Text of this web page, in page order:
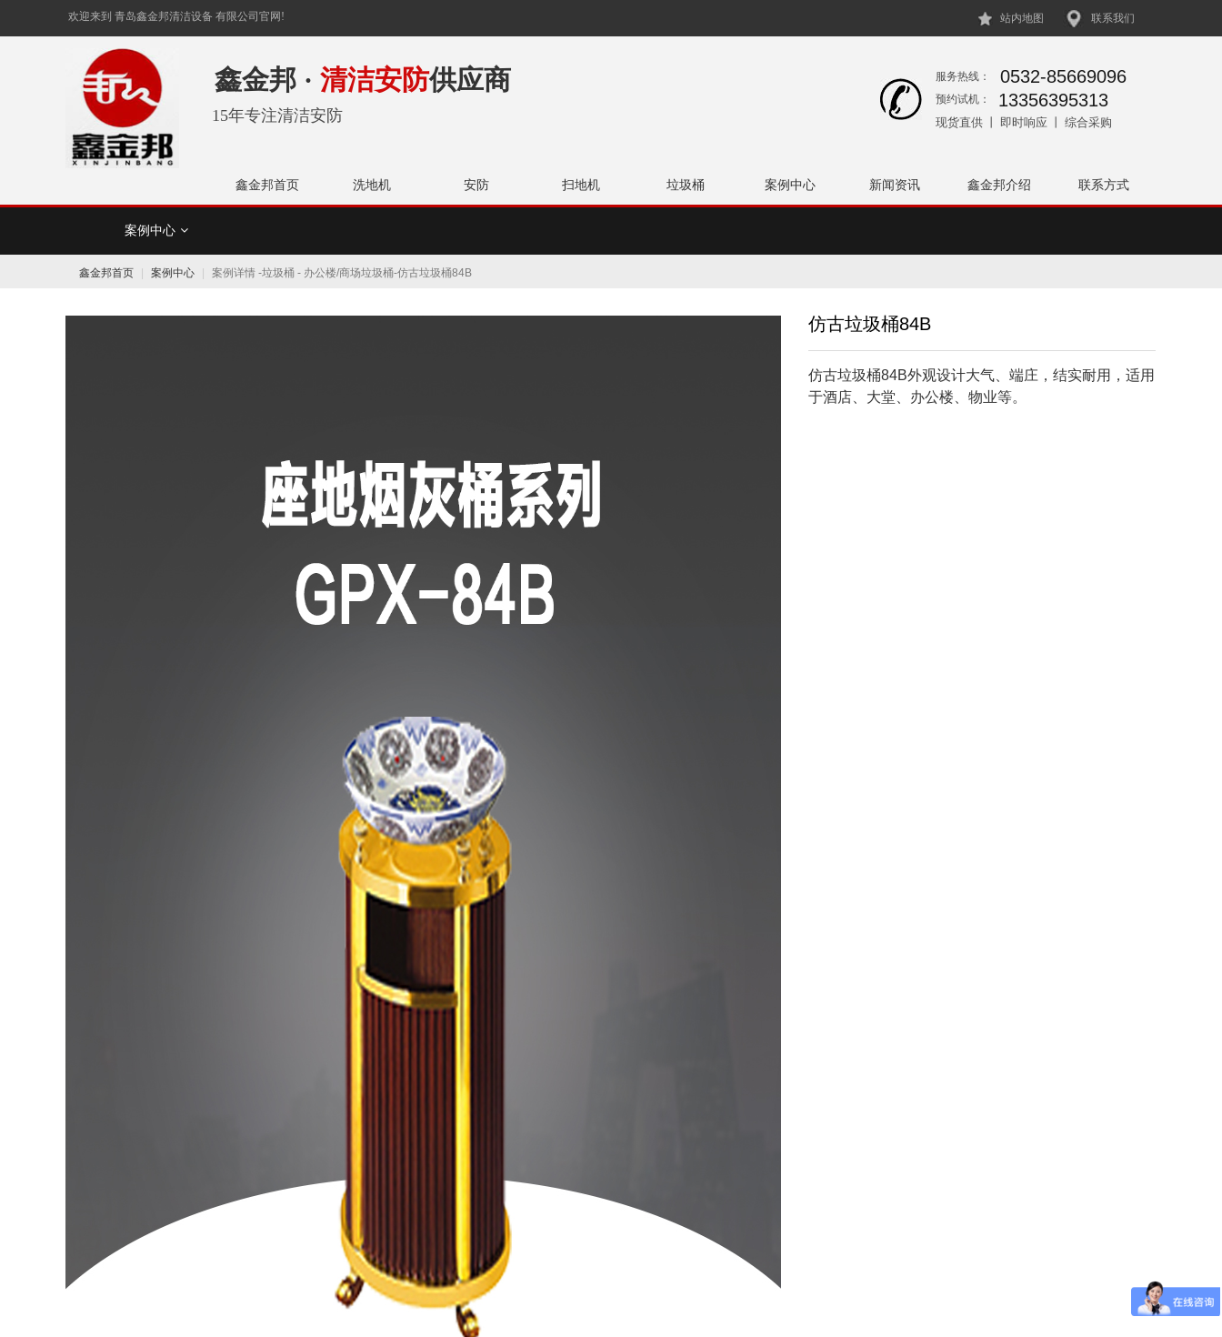
欢迎来到 青岛鑫金邦清洁设备 有限公司官网! 站内地图 联系我们
鑫金邦首页 洗地机 安防 扫地机 垃圾桶 案例中心 新闻资讯 鑫金邦介绍 联系方式
15年专注清洁安防
服务热线： 0532-85669096
预约试机： 13356395313
现货直供 丨 即时响应 丨 综合采购
鑫金邦 · 清洁安防供应商
案例中心
设备类 工具类
鑫金邦首页 案例中心 案例详情 -垃圾桶 - 办公楼/商场垃圾桶-仿古垃圾桶84B
仿古垃圾桶84B
仿古垃圾桶84B外观设计大气、端庄，结实耐用，适用
于酒店、大堂、办公楼、物业等。